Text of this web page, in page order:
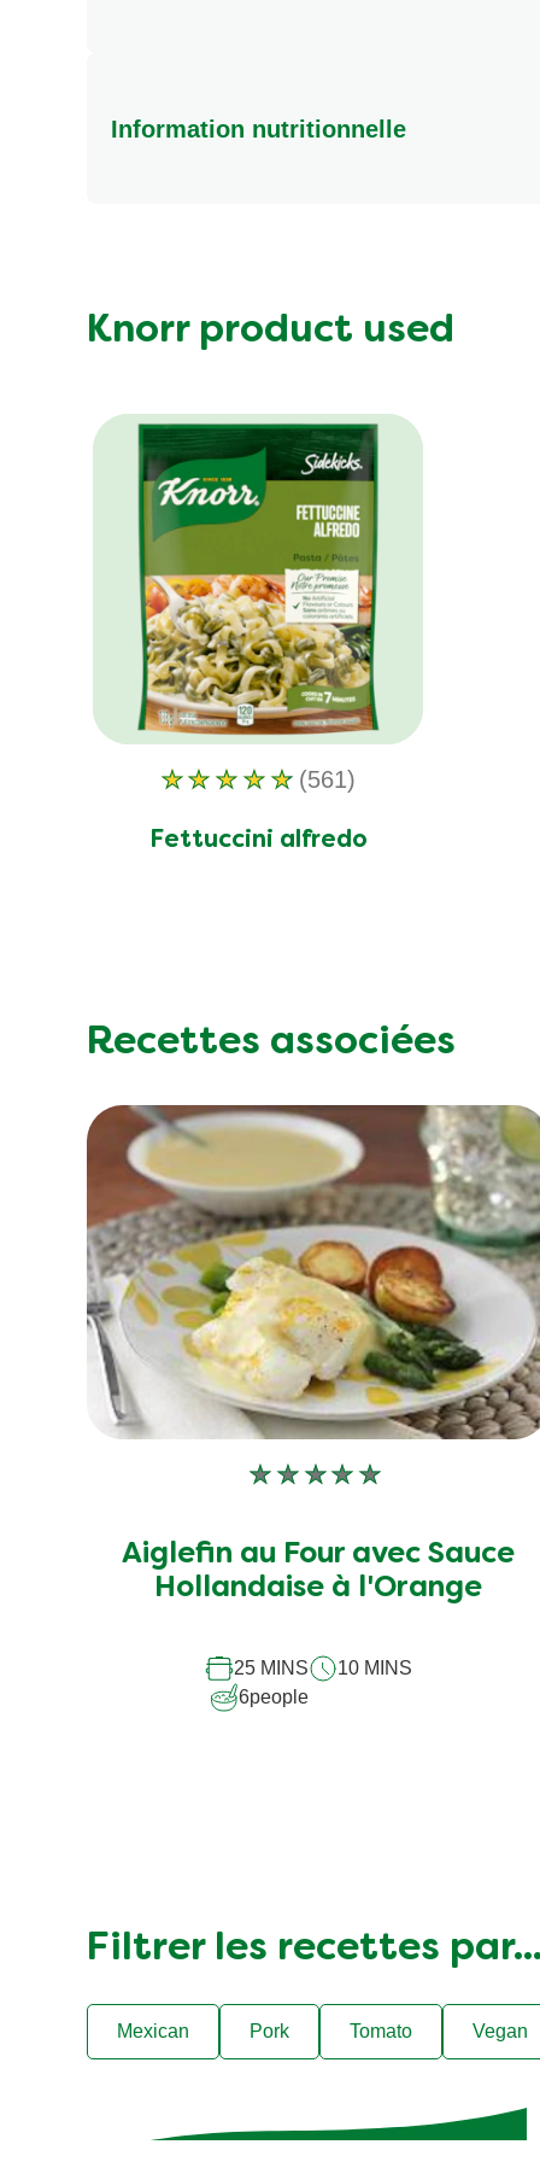
Information nutritionnelle
Fibre (g)
Knorr product used
Fettuccini alfredo
La
note
moyenne
de
sur
5
partir
de
561
notes.
(561)
Recettes associées
Aucune
soumise
pour
Aiglefin au Four avec Sauce
Hollandaise à l'Orange
25 MINS
10 MINS
6people
Filtrer les recettes par...
Mexican Pork Tomato Vegan